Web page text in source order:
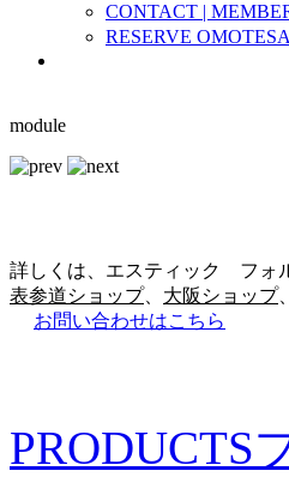
CONTACT |
RESERVE
module
詳しくは、エスティック フォ
表参道ショップ、 大阪ショップ、
お問い合わせはこちら
PRODUCTS